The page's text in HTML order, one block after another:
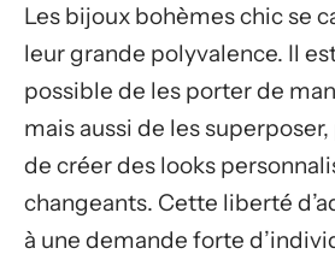
Les bijoux bohèmes chic se
leur grande polyvalence. Il
possible de les porter de
mais aussi de les
de créer des looks
changeants. Cette liberté
à une demande forte